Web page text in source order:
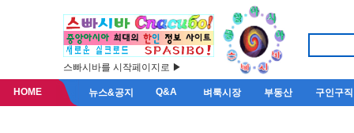
스빠시바를 시작페이지로 ▶
HOME 뉴스&공지 Q&A 벼룩시장 부동산 구인구직